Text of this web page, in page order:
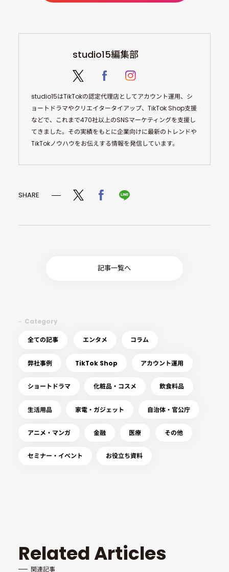
studio15編集部
studio15はTikTokの認定代理店としてアカウント運用、シ
ョートドラマやクリエイタータイアップ、TikTok Shop支援
などで、これまで470社以上のSNSマーケティングを支援し
てきました。その実績をもとに企業向けに最新のトレンドや
TikTokノウハウをお伝えする情報を発信しています。
SHARE
記事一覧へ
Category
全ての記事 エンタメ コラム
弊社事例 TikTok Shop アカウント運用
ショートドラマ 化粧品・コスメ 飲食料品
生活用品 家電・ガジェット 自治体・官公庁
アニメ・マンガ 金融 医療 その他
セミナー・イベント お役立ち資料
Related Articles
関連記事